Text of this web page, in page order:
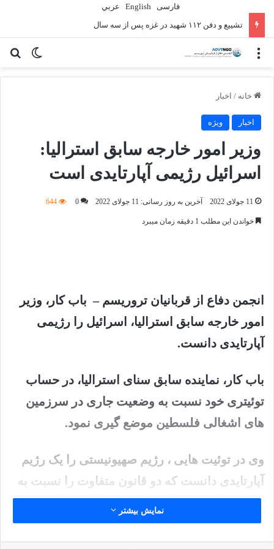
فارسی English
عربي
تشییع و دفن ۱۱۲ شهید در غزه پس از سه سال
تغییر منو
خانه / اخبار
اخبار ویژه
وزیر امور خارجه سابق استرالیا:
اسرائیل رژیمی آپارتایدی است
11 جولای 2022 آخرین به روز رسانی: 11 جولای 2022 0
644
خواندن این مطلب 1 دقیقه زمان میبرد
انجمن دفاع از قربانیان تروریسم – باب کار، وزیر
امور خارجه سابق استرالیا، اسرائیل را رژیمی
آپارتایدی دانست.
باب کار، نماینده سابق سنای استرالیا، در حساب
توئیتری خود نسبت به وضعیت جاری در سرزمین
های اشغالی فلسطین موضع گیری نمود.
وی در توئیت هایی ، رژیم صهیونیستی را یک رژیم
آپارتایدی دانست که دو قانون متفاوت را نسبت به
مردم ساکن در سرزمین اشغالی فلسطین جاری
ساخته است.
نمایش بیشتر